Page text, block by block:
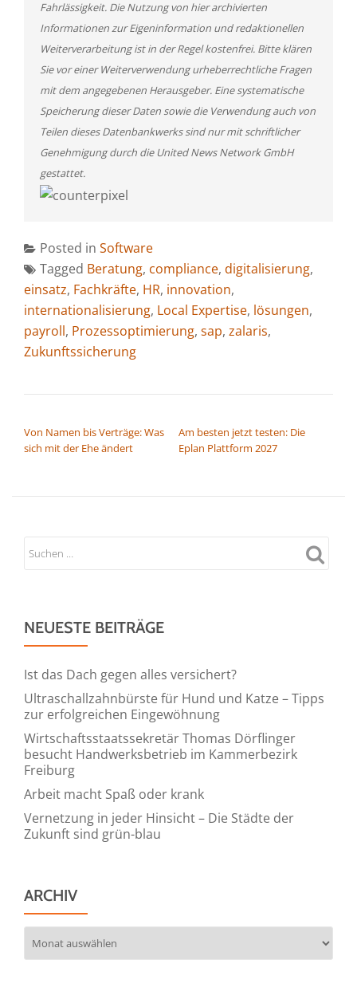
Fahrlässigkeit. Die Nutzung von hier archivierten
Informationen zur Eigeninformation und redaktionellen
Weiterverarbeitung ist in der Regel kostenfrei. Bitte klären
Sie vor einer Weiterverwendung urheberrechtliche Fragen
mit dem angegebenen Herausgeber. Eine systematische
Speicherung dieser Daten sowie die Verwendung auch von
Teilen dieses Datenbankwerks sind nur mit schriftlicher
Genehmigung durch die United News Network GmbH
gestattet.
Posted in Software
Tagged Beratung, compliance, digitalisierung,
einsatz, Fachkräfte, HR, innovation,
internationalisierung, Local Expertise, lösungen,
payroll, Prozessoptimierung, sap, zalaris,
Zukunftssicherung
Von Namen bis Verträge: Was
sich mit der Ehe ändert
Am besten jetzt testen: Die
Eplan Plattform 2027
NEUESTE BEITRÄGE
Ist das Dach gegen alles versichert?
Ultraschallzahnbürste für Hund und Katze – Tipps
zur erfolgreichen Eingewöhnung
Wirtschaftsstaatssekretär Thomas Dörflinger
besucht Handwerksbetrieb im Kammerbezirk
Freiburg
Arbeit macht Spaß oder krank
Vernetzung in jeder Hinsicht – Die Städte der
Zukunft sind grün-blau
ARCHIV